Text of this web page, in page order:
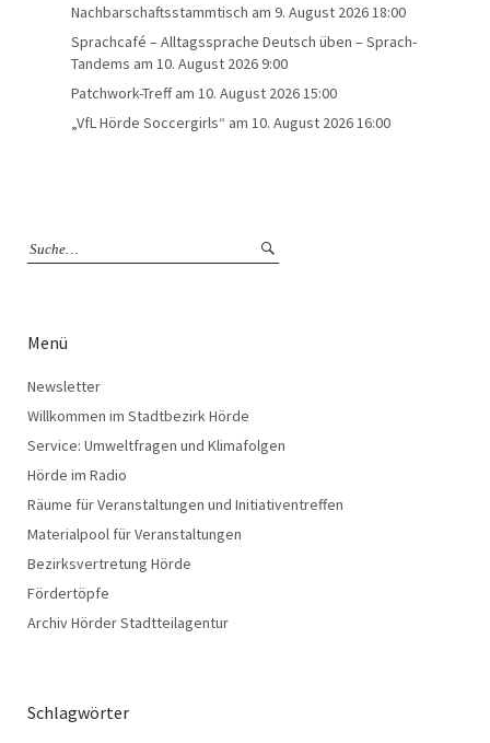
Nachbarschaftsstammtisch am 9. August 2026 18:00
Sprachcafé – Alltagssprache Deutsch üben – Sprach-
Tandems am 10. August 2026 9:00
Patchwork-Treffam 10. August 2026 15:00
„VfL Hörde Soccergirls“ am 10. August 2026 16:00
Menü
Newsletter
Willkommen im Stadtbezirk Hörde
Service: Umweltfragen und Klimafolgen
Hörde im Radio
Räume für Veranstaltungen und Initiativentreffen
Materialpool für Veranstaltungen
Bezirksvertretung Hörde
Fördertöpfe
Archiv Hörder Stadtteilagentur
Schlagwörter